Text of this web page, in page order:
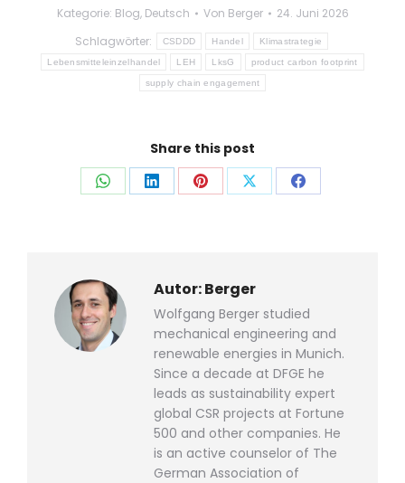
Kategorie: Blog, Deutsch Von Berger
24. Juni 2026
Schlagwörter:
CSDDD Handel Klimastrategie
Lebensmitteleinzelhandel LEH LksG product carbon footprint
supply chain engagement
Share this post
Auf
Auf
Auf
Auf
Auf
Autor:Berger
Wolfgang Berger studied
mechanical engineering and
renewable energies in Munich.
Since a decade at DFGE he
leads as sustainability expert
global CSR projects at Fortune
500 and other companies. He
is an active counselor of The
German Association of